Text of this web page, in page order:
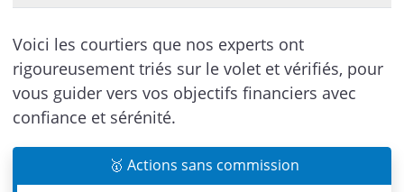
Voici les courtiers que nos experts ont
rigoureusement triés sur le volet et vérifiés, pour
vous guider vers vos objectifs financiers avec
confiance et sérénité.
🥇 Actions sans commission